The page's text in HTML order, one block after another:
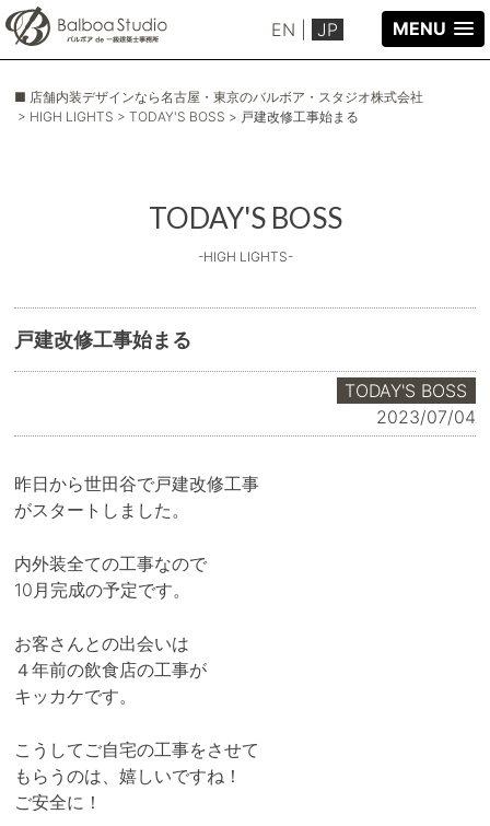
EN JP MENU
■ 店舗内装デザインなら名古屋・東京のバルボア・スタジオ株式会社
> HIGH LIGHTS > TODAY'S BOSS > 戸建改修工事始まる
TODAY'S BOSS
-HIGH LIGHTS-
戸建改修工事始まる
TODAY'S BOSS
2023/07/04
昨日から世田谷で戸建改修工事
がスタートしました。
内外装全ての工事なので
10月完成の予定です。
お客さんとの出会いは
４年前の飲食店の工事が
キッカケです。
こうしてご自宅の工事をさせて
もらうのは、嬉しいですね！
ご安全に！